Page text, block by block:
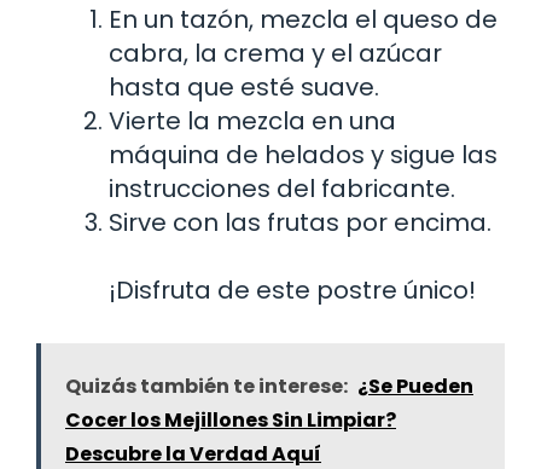
En un tazón, mezcla el queso de
cabra, la crema y el azúcar
hasta que esté suave.
Vierte la mezcla en una
máquina de helados y sigue las
instrucciones del fabricante.
Sirve con las frutas por encima.
¡Disfruta de este postre único!
Quizás también te interese: ¿Se Pueden
Cocer los Mejillones Sin Limpiar?
Descubre la Verdad Aquí